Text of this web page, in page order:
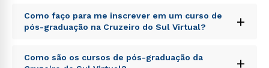
Sed ut perspiciatis unde omnis iste natus error sit
voluptatem accusantium doloremque laudantium,
totam rem aperiam, eaque ipsa quae ab illo inventore
explicabo. Nemo enim ipsam voluptatem quia
Como faço para me inscrever em um curso de
pós-graduação na Cruzeiro do Sul Virtual?
+
Sed ut perspiciatis unde omnis iste natus error sit
voluptatem accusantium doloremque laudantium,
Como são os cursos de pós-graduação da
+